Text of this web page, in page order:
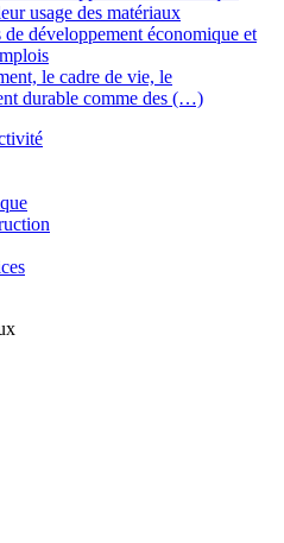
usage des matériaux
développement économique et
le cadre de vie, le
durable comme des (…)